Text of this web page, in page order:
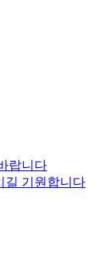
랍니다
길 기원합니다